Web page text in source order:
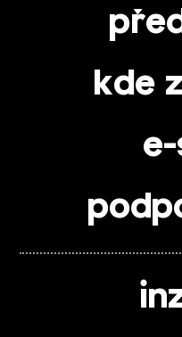
kde